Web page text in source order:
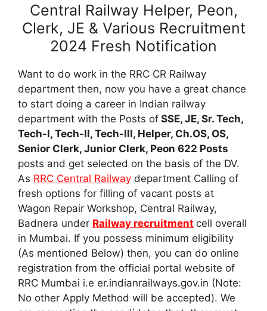
Central Railway Helper, Peon,
Clerk, JE & Various Recruitment
2024 Fresh Notification
Want to do work in the RRC CR Railway
department then, now you have a great chance
to start doing a career in Indian railway
department with the Posts of SSE, JE, Sr. Tech,
Tech-I, Tech-II, Tech-III, Helper, Ch.OS, OS,
Senior Clerk, Junior Clerk, Peon 622 Posts
posts and get selected on the basis of the DV.
As RRC Central Railway department Calling of
fresh options for filling of vacant posts at
Wagon Repair Workshop, Central Railway,
Badnera under Railway recruitment cell overall
in Mumbai. If you possess minimum eligibility
(As mentioned Below) then, you can do online
registration from the official portal website of
RRC Mumbai i.e er.indianrailways.gov.in (Note:
No other Apply Method will be accepted). We